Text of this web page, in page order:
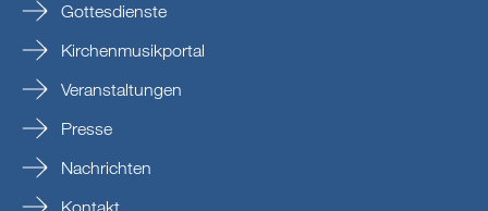
Gottesdienste
Kirchenmusikportal
Veranstaltungen
Presse
Nachrichten
Kontakt